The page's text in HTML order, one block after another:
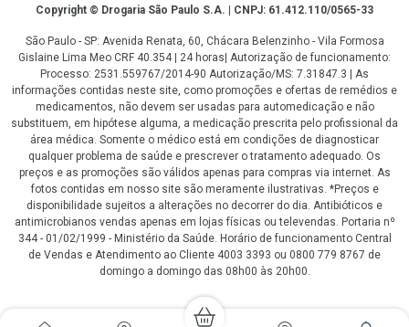
CopyrightCopyright © Drogaria São Paulo S.A. | CNPJ: 61.412.110/0565-33
São Paulo - SP: Avenida Renata, 60, Chácara Belenzinho - Vila Formosa
Gislaine Lima Meo CRF 40.354 | 24 horas| Autorização de funcionamento:
Processo: 2531.559767/2014-90 Autorização/MS: 7.31847.3 | As
informações contidas neste site, como promoções e ofertas de remédios e
medicamentos, não devem ser usadas para automedicação e não
substituem, em hipótese alguma, a medicação prescrita pelo profissional da
área médica. Somente o médico está em condições de diagnosticar
qualquer problema de saúde e prescrever o tratamento adequado. Os
preços e as promoções são válidos apenas para compras via internet. As
fotos contidas em nosso site são meramente ilustrativas. *Preços e
disponibilidade sujeitos a alterações no decorrer do dia. Antibióticos e
antimicrobianos vendas apenas em lojas físicas ou televendas. Portaria nº
344 - 01/02/1999 - Ministério da Saúde. Horário de funcionamento Central
de Vendas e Atendimento ao Cliente 4003 3393 ou 0800 779 8767 de
domingo a domingo das 08h00 às 20h00.
LGPD Aceite os Cookies